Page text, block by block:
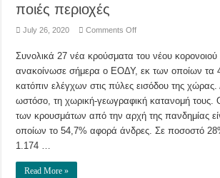
ποιές περιοχές
July 26, 2020 Comments Offon
κρούσματα
19
ανακοίνωσε
σήμερα
ο
ΕΟΔΥ
–
Αλλά
δεν
Συνολικά 27 νέα κρούσματα του νέου
ανακοίνωσε σήμερα ο ΕΟΔΥ, εκ των οποίων τα
κατόπιν ελέγχων στις πύλες εισόδου της
ωστόσο, τη χωρική-γεωγραφική κατανομή τους.
των κρουσμάτων από την αρχή της πανδημίας
οποίων το 54,7% αφορά άνδρες. Σε ποσοστό
1.174 …
Read More »